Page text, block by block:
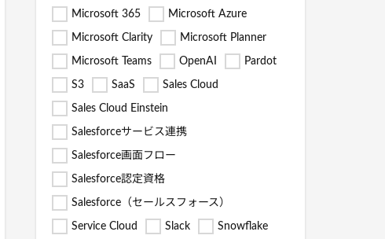
Microsoft 365 Microsoft Azure
Microsoft Clarity Microsoft Planner
Microsoft Teams OpenAI Pardot
S3 SaaS Sales Cloud
Sales Cloud Einstein
Salesforceサービス連携
Salesforce画面フロー
Salesforce認定資格
Salesforce（セールスフォース）
Service Cloud Slack Snowflake